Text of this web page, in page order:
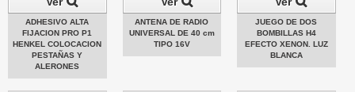
ADHESIVO ALTA
FIJACION PRO P1
HENKEL COLOCACION
PESTAÑAS Y
ALERONES
ANTENA DE RADIO
UNIVERSAL DE 40 cm
TIPO 16V
JUEGO DE DOS
BOMBILLAS H4
EFECTO XENON. LUZ
BLANCA